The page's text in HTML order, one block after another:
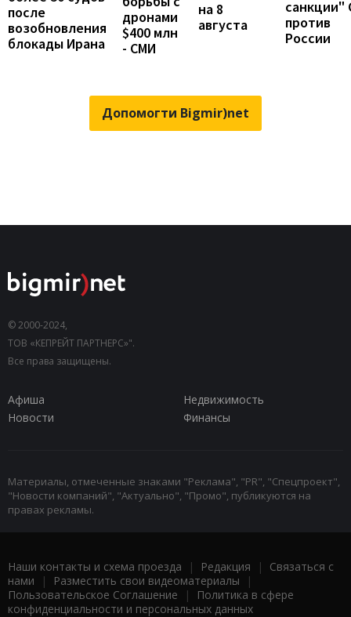
после
возобновления
блокады Ирана
дронами
$400 млн
- СМИ
на 8
августа
санкции"
против
России
Допомогти Bigmir)net
© 2000-2024,
ТОВ «КЕПРЕЙТ ПАРТНЕРС»".
Все права защищены.
Афиша
Недвижимость
Новости
Финансы
Материалы, отмеченные знаками "Реклама", "PR", "Спецпроект",
"Новости компаний", "Актуально", "Промо", публикуются на
правах рекламы.
Наши контакты и схема проезда | Редакция | Связаться с
нами | Разместить свои видеоматериалы |
Пользовательское Соглашение |
Политика в сфере
конфиденциальности и персональных данных